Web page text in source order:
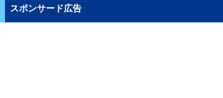
スポンサード広告